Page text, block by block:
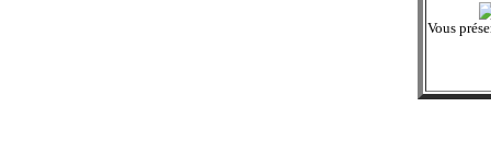
Vous